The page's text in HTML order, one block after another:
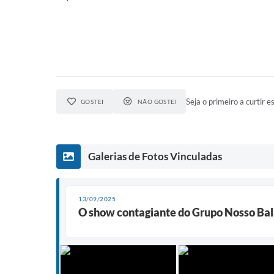
GOSTEI NÃO GOSTEI Seja o primeiro a curtir
Galerias de Fotos Vinculadas
13/09/2025
O show contagiante do Grupo Nosso